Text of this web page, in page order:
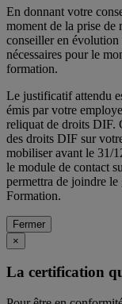
En donnant votre
moment de la prise de
conseiller en évolution
nécessaires pour le
formation.
Le justificatif attendu
émis par votre
reliquat de droits DIF.
des droits DIF sur
mobiliser avant le 31/
le module de contact
permettra de joindre
Formation.
Fermer
×
La certification